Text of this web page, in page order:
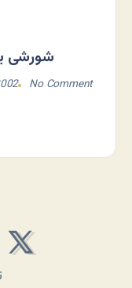
شورشی
No Comment